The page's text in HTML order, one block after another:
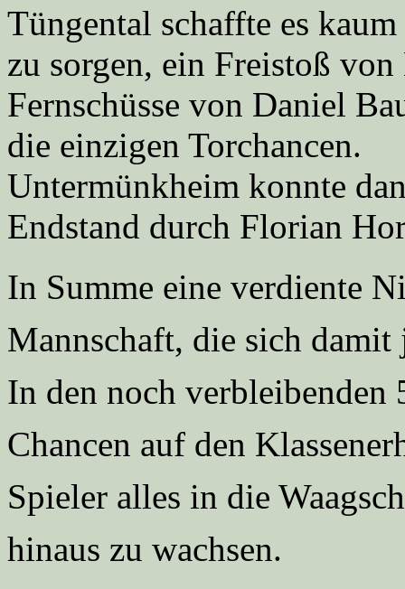
Tüngental schaffte es
zu sorgen, ein Freistoß
Fernschüsse von Daniel
die einzigen Torchancen.
Untermünkheim konnte
Endstand durch Florian
In Summe eine verdiente
Mannschaft, die sich
In den noch verbleibenden
Chancen auf den
Spieler alles in die
hinaus zu wachsen.